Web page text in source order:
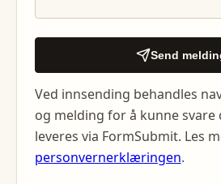
Send
Ved innsending behandles
og melding for å kunne svare
leveres via FormSubmit. Les
personvernerklæringen.